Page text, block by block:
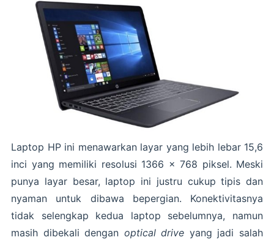
Laptop HP ini menawarkan layar yang lebih lebar 15,6
inci yang memiliki resolusi 1366 x 768 piksel. Meski
punya layar besar, laptop ini justru cukup tipis dan
nyaman untuk dibawa bepergian. Konektivitasnya
tidak selengkap kedua laptop sebelumnya, namun
masih dibekali dengan optical drive yang jadi salah